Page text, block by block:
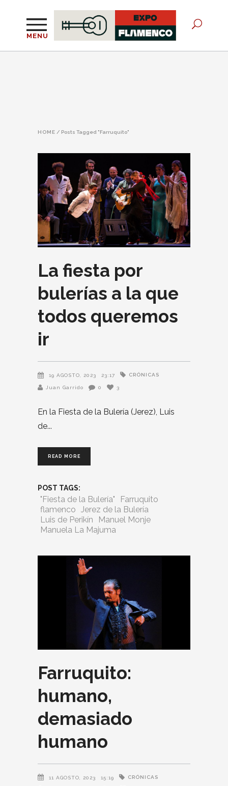
MENU
HOME / Posts Tagged "Farruquito"
La fiesta por
bulerías a la que
todos queremos
ir
19 AGOSTO, 2023 23:17 CRÓNICAS
Juan Garrido 0 3
En la Fiesta de la Bulería (Jerez), Luis
de
READ MORE
POST TAGS:
"Fiesta de la Bulería"
Farruquito
flamenco Jerez de la Bulería
Luis de Perikín
Manuel Monje
Manuela La Majuma
Farruquito:
humano,
demasiado
humano
11 AGOSTO, 2023 15:19 CRÓNICAS